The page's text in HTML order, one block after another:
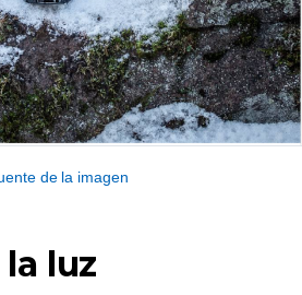
de la imagen
luz